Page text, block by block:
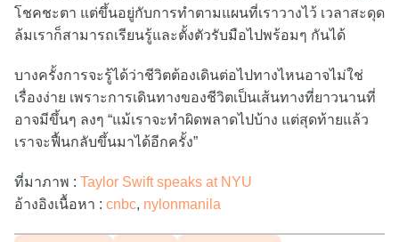
โชคชะตา แต่ขึ้นอยู่กับการทำตามแผนที่เราวางไว้ เวลาสะดุด
ล้มเราก็สามารถเรียนรู้และตั้งตัวรับมือไปพร้อมๆ กันได้
บางครั้งการจะรู้ได้ว่าชีวิตต้องเดินต่อไปทางไหนอาจไม่ใช่
เรื่องง่าย เพราะการเดินทางของชีวิตเป็นเส้นทางที่ยาวนานที่
อาจมีขึ้นๆ ลงๆ “แม้เราจะทำผิดพลาดไปบ้าง แต่สุดท้ายแล้ว
เราจะฟื้นกลับขึ้นมาได้อีกครั้ง”
ที่มาภาพ : Taylor Swift speaks at NYU
อ้างอิงเนื้อหา : cnbc, nylonmanila